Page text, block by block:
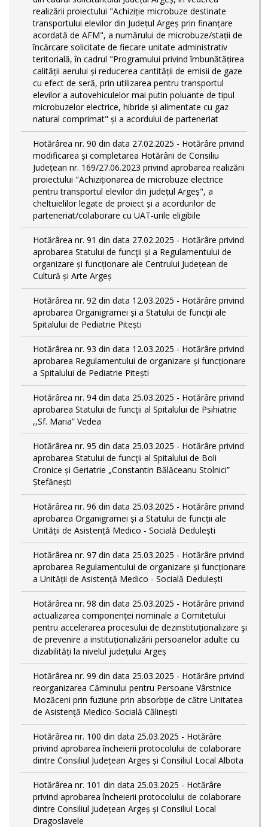
realizării proiectului "Achiziție microbuze destinate
transportului elevilor din Județul Argeș prin finanțare
acordată de AFM", a numărului de microbuze/stații de
încărcare solicitate de fiecare unitate administrativ
teritorială, în cadrul "Programului privind îmbunătățirea
calității aerului și reducerea cantității de emisii de gaze
cu efect de seră, prin utilizarea pentru transportul
elevilor a autovehiculelor mai putin poluante de tipul
microbuzelor electrice, hibride și alimentate cu gaz
natural comprimat" și a acordului de parteneriat
Hotărârea nr. 90 din data 27.02.2025 - Hotărâre privind
modificarea și completarea Hotărârii de Consiliu
Județean nr. 169/27.06.2023 privind aprobarea realizării
proiectului "Achiziționarea de microbuze electrice
pentru transportul elevilor din județul Argeș", a
cheltuielilor legate de proiect și a acordurilor de
parteneriat/colaborare cu UAT-urile eligibile
Hotărârea nr. 91 din data 27.02.2025 - Hotărâre privind
aprobarea Statului de funcţii și a Regulamentului de
organizare și funcționare ale Centrului Județean de
Cultură și Arte Argeș
Hotărârea nr. 92 din data 12.03.2025 - Hotărâre privind
aprobarea Organigramei și a Statului de funcţii ale
Spitalului de Pediatrie Pitești
Hotărârea nr. 93 din data 12.03.2025 - Hotărâre privind
aprobarea Regulamentului de organizare și funcționare
a Spitalului de Pediatrie Pitești
Hotărârea nr. 94 din data 25.03.2025 - Hotărâre privind
aprobarea Statului de funcţii al Spitalului de Psihiatrie
,,Sf. Maria” Vedea
Hotărârea nr. 95 din data 25.03.2025 - Hotărâre privind
aprobarea Statului de funcţii al Spitalului de Boli
Cronice și Geriatrie „Constantin Bălăceanu Stolnici”
Ștefănești
Hotărârea nr. 96 din data 25.03.2025 - Hotărâre privind
aprobarea Organigramei și a Statului de funcții ale
Unității de Asistență Medico - Socială Dedulești
Hotărârea nr. 97 din data 25.03.2025 - Hotărâre privind
aprobarea Regulamentului de organizare și funcționare
a Unității de Asistență Medico - Socială Dedulești
Hotărârea nr. 98 din data 25.03.2025 - Hotărâre privind
actualizarea componenței nominale a Comitetului
pentru accelerarea procesului de dezinstituționalizare şi
de prevenire a instituționalizării persoanelor adulte cu
dizabilități la nivelul județului Argeș
Hotărârea nr. 99 din data 25.03.2025 - Hotărâre privind
reorganizarea Căminului pentru Persoane Vârstnice
Mozăceni prin fuziune prin absorbție de către Unitatea
de Asistență Medico-Socială Călinești
Hotărârea nr. 100 din data 25.03.2025 - Hotărâre
privind aprobarea încheierii protocolului de colaborare
dintre Consiliul Județean Argeș și Consiliul Local Albota
Hotărârea nr. 101 din data 25.03.2025 - Hotărâre
privind aprobarea încheierii protocolului de colaborare
dintre Consiliul Județean Argeș și Consiliul Local
Dragoslavele